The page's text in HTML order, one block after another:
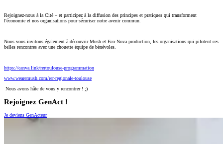
Rejoignez-nous à la Cité – et participez à la diffusion des principes et pratiques qui transforment
l'économie et nos organisations pour sécuriser notre avenir commun.
Nous vous invitons également à découvrir Mush et Eco-Nova production, les organisations qui pilotent ces
belles rencontres avec une chouette équipe de bénévoles.
https://canva.link/rertoulouse-programmation
www.wearemush.com/rer-regionale-toulouse
Nous avons hâte de vous y rencontrer ! ;)
Rejoignez GenAct !
Je deviens GenActeur